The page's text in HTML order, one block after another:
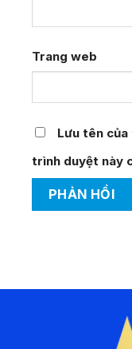
Trang web
Lưu tên
trình duyệt này